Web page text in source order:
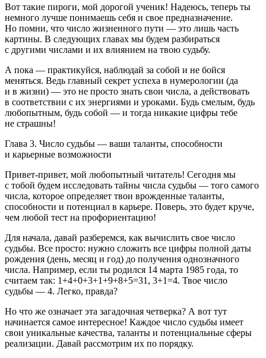
Вот такие пироги, мой дорогой ученик! Надеюсь, теперь ты
немного лучше понимаешь себя и свое предназначение.
Но помни, что число жизненного пути — это лишь часть
картины. В следующих главах мы будем разбираться
с другими числами и их влиянием на твою судьбу.
А пока — практикуйся, наблюдай за собой и не бойся
меняться. Ведь главный секрет успеха в нумерологии (да
и в жизни) — это не просто знать свои числа, а действовать
в соответствии с их энергиями и уроками. Будь смелым, будь
любопытным, будь собой — и тогда никакие цифры тебе
не страшны!
Глава 3. Число судьбы — ваши таланты, способности
и карьерные возможности
Привет-привет, мой любопытный читатель! Сегодня мы
с тобой будем исследовать тайны числа судьбы — того самого
числа, которое определяет твои врожденные таланты,
способности и потенциал в карьере. Поверь, это будет круче,
чем любой тест на профориентацию!
Для начала, давай разберемся, как вычислить свое число
судьбы. Все просто: нужно сложить все цифры полной даты
рождения (день, месяц и год) до получения однозначного
числа. Например, если ты родился 14 марта 1985 года, то
считаем так: 1+4+0+3+1+9+8+5=31, 3+1=4. Твое число
судьбы — 4. Легко, правда?
Но что же означает эта загадочная четверка? А вот тут
начинается самое интересное! Каждое число судьбы имеет
свои уникальные качества, таланты и потенциальные сферы
реализации. Давай рассмотрим их по порядку.